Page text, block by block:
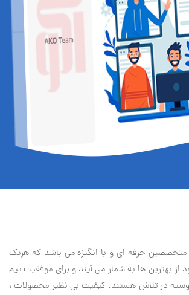
حرفه ای و با انگیزه می باشد که هریک
بهترین ها به شمار می آیند و برای موفقیت تيم
در تلاش هستند. کیفیت بی نظير محصولات ،